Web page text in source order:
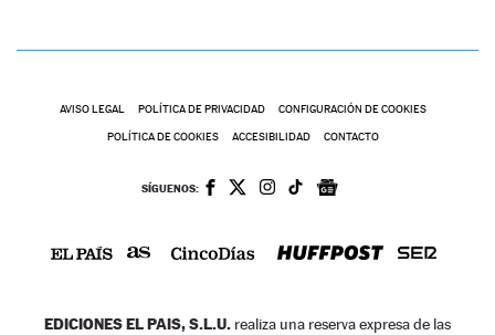
AVISO LEGAL POLÍTICA DE PRIVACIDAD CONFIGURACIÓN DE COOKIES
POLÍTICA DE COOKIES ACCESIBILIDAD CONTACTO
SÍGUENOS:
EDICIONES EL PAIS, S.L.U. realiza una reserva expresa de las